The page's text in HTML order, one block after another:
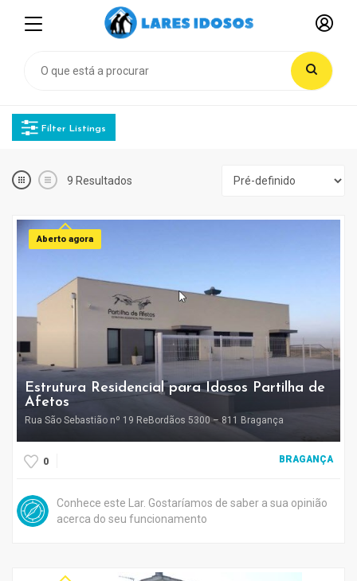
Filter Listings
9 Resultados
Aberto agora
Estrutura Residencial para Idosos Partilha de
Afetos
Rua São Sebastião nº 19 ReBordãos 5300 – 811 Bragança
0 BRAGANÇA
Conhece este Lar. Gostaríamos de saber a sua opinião
acerca do seu funcionamento